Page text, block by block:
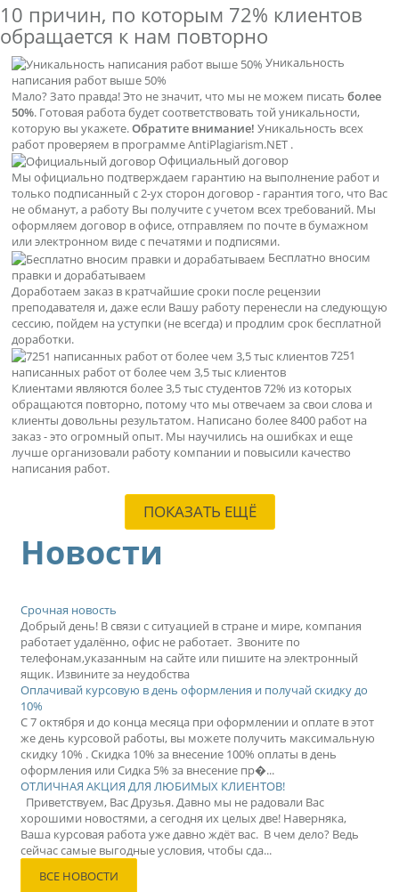
10 причин, по которым 72% клиентов
обращается к нам повторно
Уникальность
написания работ выше 50%
Мало? Зато правда! Это не значит, что мы не можем писать более
50%. Готовая работа будет соответствовать той уникальности,
которую вы укажете.Обратите внимание! Уникальность всех
работ проверяем в программе AntiPlagiarism.NET .
Официальный договор
Мы официально подтверждаем гарантию на выполнение работ и
только подписанный с 2-ух сторон договор - гарантия того, что Вас
не обманут, а работу Вы получите с учетом всех требований. Мы
оформляем договор в офисе, отправляем по почте в бумажном
или электронном виде с печатями и подписями.
Бесплатно вносим
правки и дорабатываем
Доработаем заказ в кратчайшие сроки после рецензии
преподавателя и, даже если Вашу работу перенесли на следующую
сессию, пойдем на уступки (не всегда) и продлим срок бесплатной
доработки.
7251
написанных работ от более чем 3,5 тыс клиентов
Клиентами являются более 3,5 тыс студентов 72% из которых
обращаются повторно, потому что мы отвечаем за свои слова и
клиенты довольны результатом. Написано более 8400 работ на
заказ - это огромный опыт. Мы научились на ошибках и еще
лучше организовали работу компании и повысили качество
написания работ.
ПОКАЗАТЬ ЕЩЁ
Новости
Срочная новость
Добрый день! В связи с ситуацией в стране и мире, компания
работает удалённо, офис не работает. Звоните по
телефонам,указанным на сайте или пишите на электронный
ящик. Извините за неудобства
Оплачивай курсовую в день оформления и получай скидку до
10%
С 7 октября и до конца месяца при оформлении и оплате в этот
же день курсовой работы, вы можете получить максимальную
скидку 10% . Скидка 10% за внесение 100% оплаты в день
оформления или Сидка 5% за внесение пр�...
ОТЛИЧНАЯ АКЦИЯ ДЛЯ ЛЮБИМЫХ КЛИЕНТОВ!
Приветствуем, Вас Друзья. Давно мы не радовали Вас
хорошими новостями, а сегодня их целых две! Наверняка,
Ваша курсовая работа уже давно ждёт вас. В чем дело? Ведь
сейчас самые выгодные условия, чтобы сда...
ВСЕ НОВОСТИ